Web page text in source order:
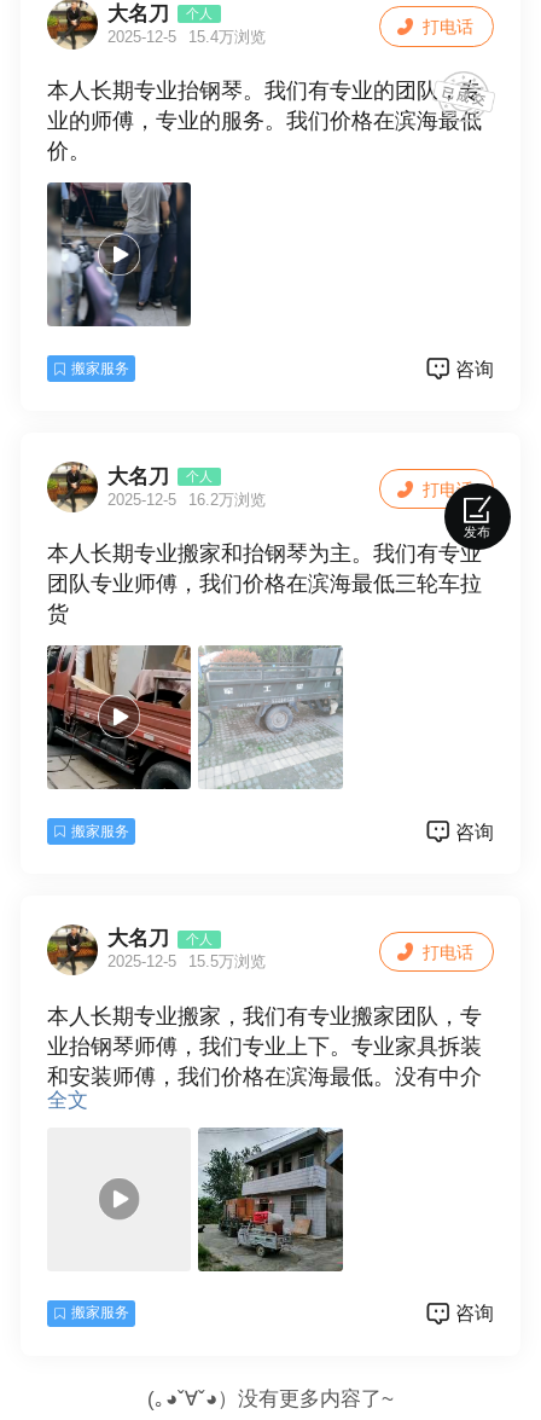
大名刀 个人
2025-12-5 15.4万浏览
本人长期专业抬钢琴。我们有专业的团队，专
业的师傅，专业的服务。我们价格在滨海最低
价。
打电话
搬家服务 咨询
大名刀 个人
2025-12-5 16.2万浏览
本人长期专业搬家和抬钢琴为主。我们有专业
团队专业师傅，我们价格在滨海最低三轮车拉
货
打电话
搬家服务 咨询
大名刀 个人
2025-12-5 15.5万浏览
本人长期专业搬家，我们有专业搬家团队，专
业抬钢琴师傅，我们专业上下。专业家具拆装
和安装师傅，我们价格在滨海最低。没有中介
费。24小时在线。
全文
打电话
搬家服务 咨询
(｡◕ˇ∀ˇ◕）没有更多内容了~
发布